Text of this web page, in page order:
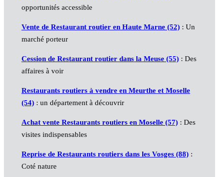
opportunités accessible
Vente de Restaurant routier en Haute Marne (52): Un
marché porteur
Cession de Restaurant routier dans la Meuse (55): Des
affaires à voir
Restaurants routiers à vendre en Meurthe et Moselle
(54): un département à découvrir
Achat vente Restaurants routiers en Moselle (57): Des
visites indispensables
Reprise de Restaurants routiers dans les Vosges (88):
Coté nature